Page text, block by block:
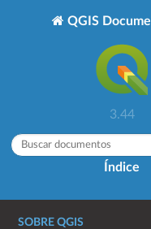
QGIS
3.44
Índice
SOBRE QGIS